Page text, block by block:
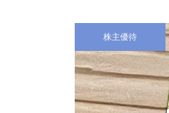
株主優待